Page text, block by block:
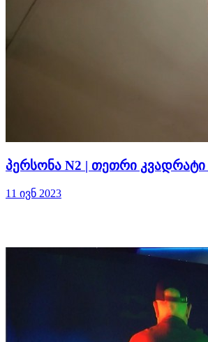
პერსონა N2 | თეთრი კვადრატი
11 ივნ 2023